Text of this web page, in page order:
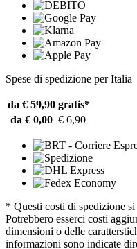
Spese di spedizione per Italia
da € 59,90 gratis*
da € 0,00 € 6,90
* Questi costi di spedizione
Potrebbero esserci costi
dimensioni o delle
informazioni sono indicate